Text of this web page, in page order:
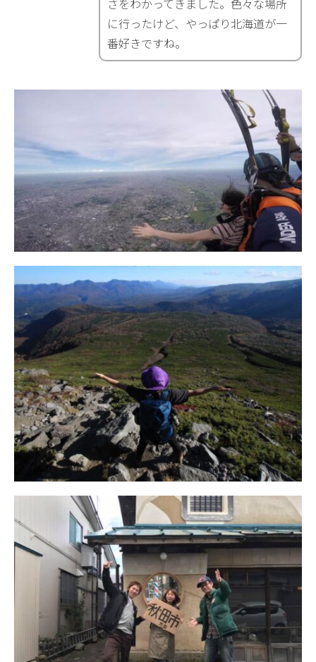
さをわかってきました。色々な場所
に行ったけど、やっぱり北海道が一
番好きですね。